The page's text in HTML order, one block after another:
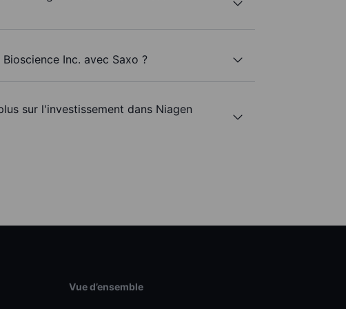
Inc. avec Saxo ?
sur l'investissement dans Niagen
Vue d’ensemble